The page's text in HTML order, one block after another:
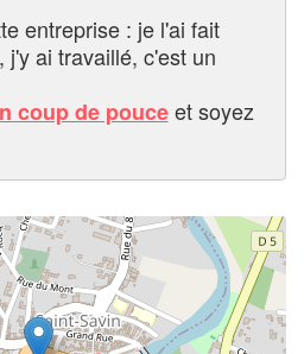
entreprise : je l'ai fait
ai travaillé, c'est un
coup de pouceet soyez